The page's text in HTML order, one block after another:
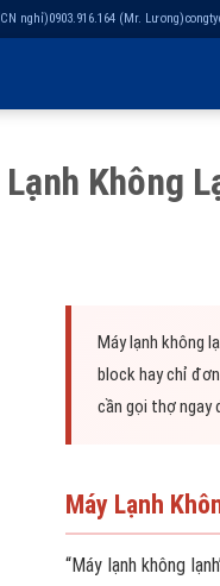
nghỉ)0903.916.164 (Mr. Lương)
Lạnh Không
Máy lạnh không
block hay chỉ
cần gọi thợ ngay
Máy Lạnh
“Máy lạnh không